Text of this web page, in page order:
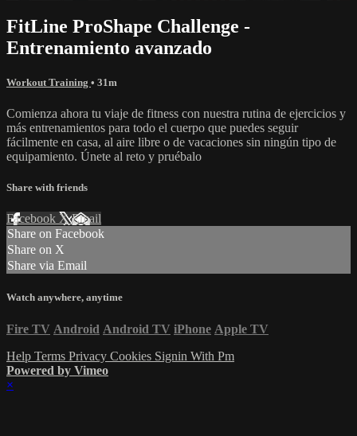
FitLine ProShape Challenge -
Entrenamiento avanzado
Workout Training • 31m
Comienza ahora tu viaje de fitness con nuestra rutina de ejercicios y
más entrenamientos para todo el cuerpo que puedes seguir
fácilmente en casa, al aire libre o de vacaciones sin ningún tipo de
equipamiento. Únete al reto y pruébalo
Share with friends
Facebook XEmail
Share on Facebook
Share on X
Share via Email
Watch anywhere, anytime
Fire TV Android Android TV iPhone Apple TV
Help Terms Privacy Cookies Signin With Pm
Powered by Vimeo
×